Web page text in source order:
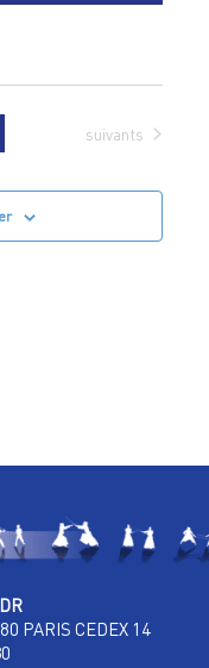
Évènements
suivants
PARIS CEDEX 14